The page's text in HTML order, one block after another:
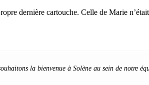
dernière cartouche. Celle de Marie
la bienvenue à Solène au sein de notre